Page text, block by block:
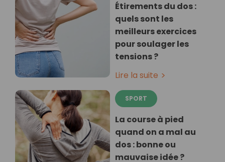
Étirements du dos :
quels sont les
meilleurs exercices
pour soulager les
tensions ?
Lire la suite
SPORT
La course à pied
quand on a mal au
dos : bonne ou
mauvaise idée ?